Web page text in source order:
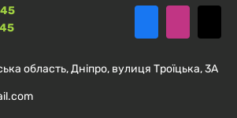
область, Дніпро, вулиця Троїцька, 3А